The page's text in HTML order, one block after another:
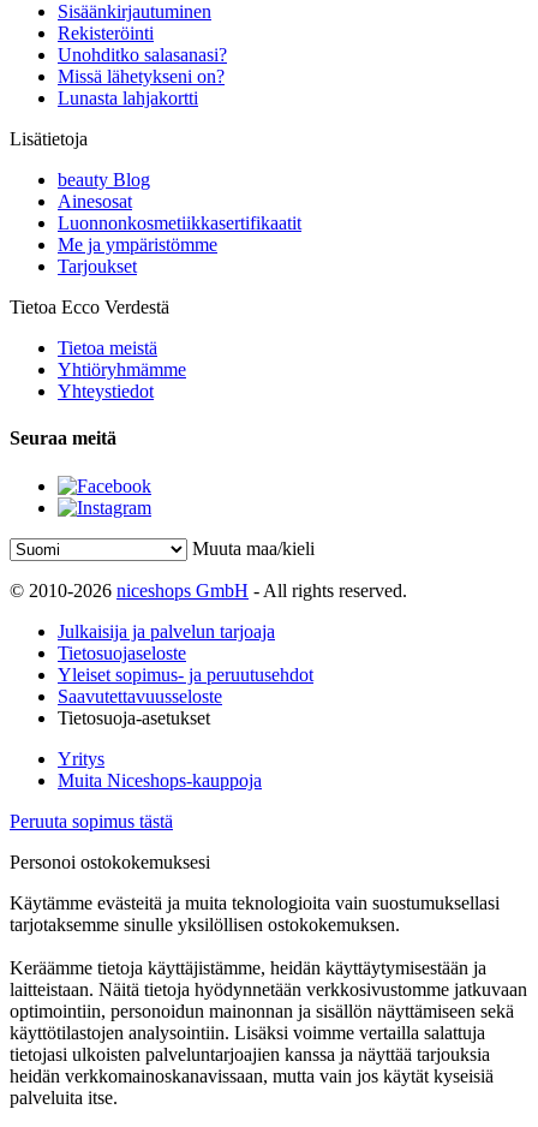
Sisäänkirjautuminen
Rekisteröinti
Unohditko salasanasi?
Missä lähetykseni on?
Lunasta lahjakortti
Lisätietoja
beauty Blog
Ainesosat
Luonnonkosmetiikkasertifikaatit
Me ja ympäristömme
Tarjoukset
Tietoa Ecco Verdestä
Tietoa meistä
Yhtiöryhmämme
Yhteystiedot
Seuraa meitä
Muuta maa/kieli
© 2010-2026 niceshops GmbH - All rights reserved.
Julkaisija ja palvelun tarjoaja
Tietosuojaseloste
Yleiset sopimus- ja peruutusehdot
Saavutettavuusseloste
Tietosuoja-asetukset
Yritys
Muita Niceshops-kauppoja
Peruuta sopimus tästä
Personoi ostokokemuksesi
Käytämme evästeitä ja muita teknologioita vain suostumuksellasi
tarjotaksemme sinulle yksilöllisen ostokokemuksen.
Keräämme tietoja käyttäjistämme, heidän käyttäytymisestään ja
laitteistaan. Näitä tietoja hyödynnetään verkkosivustomme jatkuvaan
optimointiin, personoidun mainonnan ja sisällön näyttämiseen sekä
käyttötilastojen analysointiin. Lisäksi voimme vertailla salattuja
tietojasi ulkoisten palveluntarjoajien kanssa ja näyttää tarjouksia
heidän verkkomainoskanavissaan, mutta vain jos käytät kyseisiä
palveluita itse.